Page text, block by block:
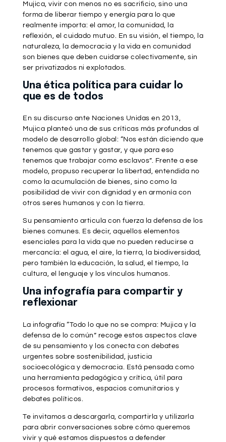
Mujica, vivir con menos no es sacrificio, sino una
forma de liberar tiempo y energía para lo que
realmente importa: el amor, la comunidad, la
reflexión, el cuidado mutuo. En su visión, el tiempo, la
naturaleza, la democracia y la vida en comunidad
son bienes que deben cuidarse colectivamente, sin
ser privatizados ni explotados.
Una ética política para cuidar lo
que es de todos
En su discurso ante Naciones Unidas en 2013,
Mujica planteó una de sus críticas más profundas al
modelo de desarrollo global: “Nos están diciendo que
tenemos que gastar y gastar, y que para eso
tenemos que trabajar como esclavos”. Frente a ese
modelo, propuso recuperar la libertad, entendida no
como la acumulación de bienes, sino como la
posibilidad de vivir con dignidad y en armonía con
otros seres humanos y con la tierra.
Su pensamiento articula con fuerza la defensa de los
bienes comunes. Es decir, aquellos elementos
esenciales para la vida que no pueden reducirse a
mercancía: el agua, el aire, la tierra, la biodiversidad,
pero también la educación, la salud, el tiempo, la
cultura, el lenguaje y los vínculos humanos.
Una infografía para compartir y
reflexionar
La infografía “Todo lo que no se compra: Mujica y la
defensa de lo común” recoge estos aspectos clave
de su pensamiento y los conecta con debates
urgentes sobre sostenibilidad, justicia
socioecológica y democracia. Está pensada como
una herramienta pedagógica y crítica, útil para
procesos formativos, espacios comunitarios y
debates políticos.
Te invitamos a descargarla, compartirla y utilizarla
para abrir conversaciones sobre cómo queremos
vivir y qué estamos dispuestos a defender